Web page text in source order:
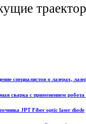
специалистов о лазерах,
сварка с применением
JPT Fiber optic laser diode